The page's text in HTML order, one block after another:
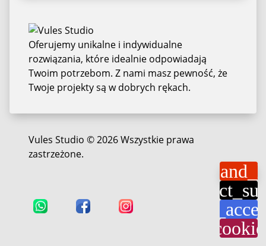
Oferujemy unikalne i indywidualne
rozwiązania, które idealnie odpowiadają
Twoim potrzebom. Z nami masz pewność, że
Twoje projekty są w dobrych rękach.
Vules Studio © 2026 Wszystkie prawa
zastrzeżone.
cookie